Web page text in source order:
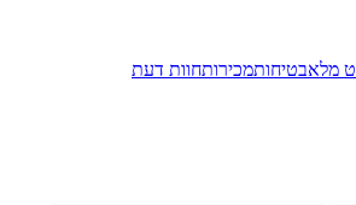
מלאבטיחותמכירותחוות דעת